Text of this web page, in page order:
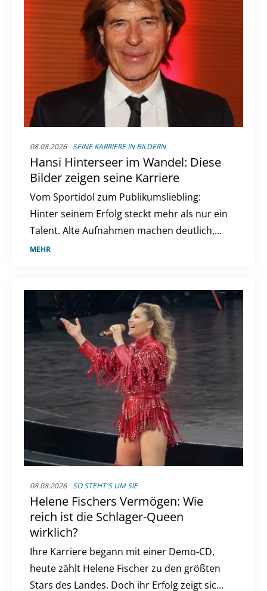
08.08.2026 SEINE KARRIERE IN BILDERN
Hansi Hinterseer im Wandel: Diese
Bilder zeigen seine Karriere
Vom Sportidol zum Publikumsliebling:
Hinter seinem Erfolg steckt mehr als nur ein
Talent. Alte Aufnahmen machen deutlich,
wie sehr sich sein Weg verändert hat.
MEHR
08.08.2026 SO STEHT'S UM SIE
Helene Fischers Vermögen: Wie
reich ist die Schlager-Queen
wirklich?
Ihre Karriere begann mit einer Demo-CD,
heute zählt Helene Fischer zu den größten
Stars des Landes. Doch ihr Erfolg zeigt sich